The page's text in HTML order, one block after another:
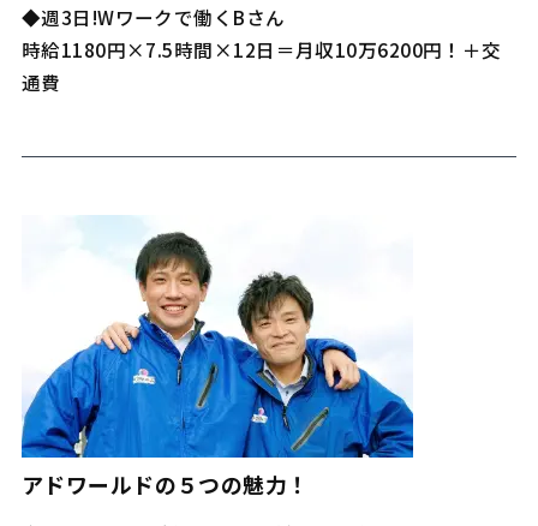
◆週3日!Wワークで働くBさん
時給1180円×7.5時間×12日＝月収10万6200円！＋交
通費
アドワールドの５つの魅力！